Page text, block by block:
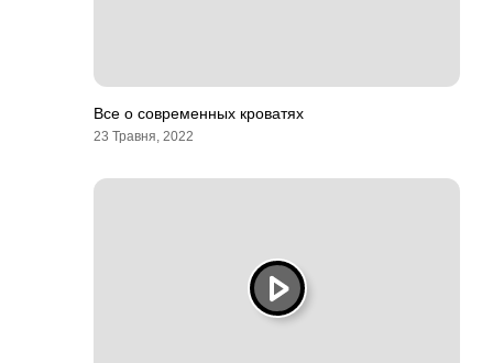
Все о современных кроватях
23 Травня, 2022